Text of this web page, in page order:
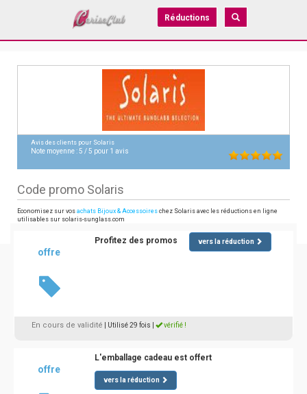
Réductions
Avis des clients pour Solaris
Note moyenne :5 /5 pour 1 avis
Code promo Solaris
Economisez sur vos achats Bijoux & Accessoires chez Solaris avec les réductions en ligne
utilisables sur solaris-sunglass.com
offre
Profitez des promos vers la réduction
En cours de validité | Utilisé 29 fois vérifié !
offre
L'emballage cadeau est offert
vers la réduction